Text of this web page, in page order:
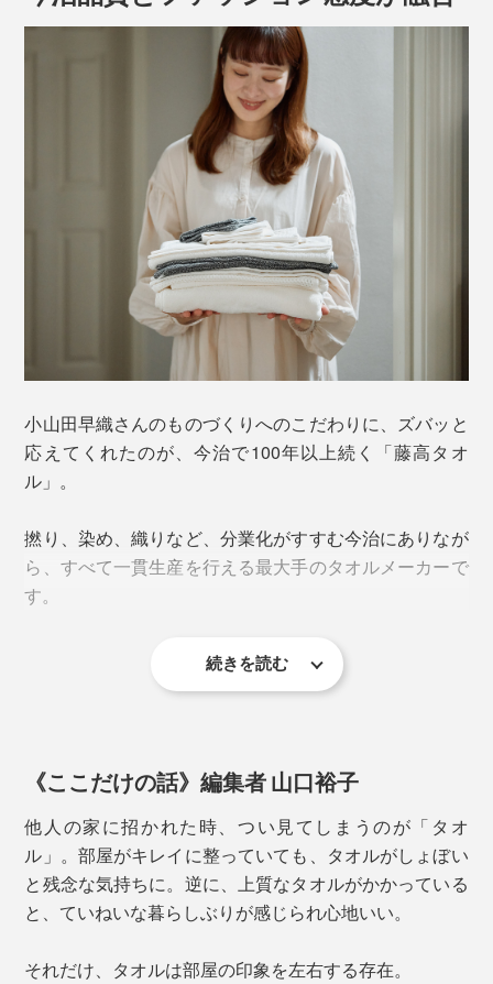
薬品で加工しているわけではなく、繊維自身が持つ天然
の機能なので、洗濯を重ねても効果は半永久的。
公的検査機関での試験では、「生乾き臭」の原因菌であ
る「モラクセラ菌」や、「黄色ブドウ球菌」「大腸菌」
「肺炎桿菌」を99.9％除去（※1）、足のにおいや汗に混じ
る疲労臭など、「体臭」の成分である「イソ吉草酸」を
99％、「酢酸」を96％除去する、消臭効果が実証され
ています（※2）。
※１ 一般財団法人メンケン品質検査協会JIS L1902菌液吸収法による抗菌試
験結果
※２ ニッセンケン品質評価センター イソ吉草酸はGC法、酢酸は検知管法に
よる試験結果 （パイル部分コット70％、PlaX™30%のタオルを使用）
黄色ブドウ球菌の増減比較
なまま」ということ。
こだわったのは、生活感のないホテルライクなデザイン
と、肌ざわりの心地よさ。そこにあるだけで空間が豊か
になるようなタオルです。
本品は、フワッと甘く織ったワッフル生地
「DECOBOKO」のハンドタオル。しっかり地厚で、吸
水性抜群。綿100％のものより、乾きやすい特性も。
1日何度使っても心地いいままです。
カラーは、オフホワイトの「SHIOMUSUBI」と、ブラ
山田さんのネーミングセンスも抜群です。
小山田早織さんのものづくりへのこだわりに、ズバッと
応えてくれたのが、今治で100年以上続く「藤高タオ
ル」。
撚り、染め、織りなど、分業化がすすむ今治にありなが
ら、すべて一貫生産を行える最大手のタオルメーカーで
す。
続きを読む
《ここだけの話》編集者 山口裕子
他人の家に招かれた時、つい見てしまうのが「タオ
ル」。部屋がキレイに整っていても、タオルがしょぼい
と残念な気持ちに。逆に、上質なタオルがかかっている
と、ていねいな暮らしぶりが感じられ心地いい。
それだけ、タオルは部屋の印象を左右する存在。